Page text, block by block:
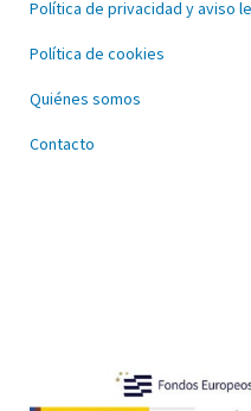
Política de privacidad y aviso
Política de cookies
Quiénes somos
Contacto